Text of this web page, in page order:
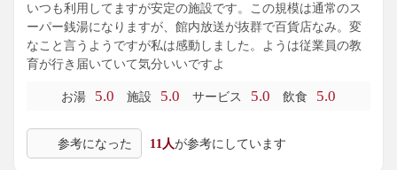
いつも利用してますが安定の施設です。この規模は通常のス
ーパー銭湯になりますが、館内放送が抜群で百貨店なみ。変
なこと言うようですが私は感動しました。ようは従業員の教
育が行き届いていて気分いいですよ
お湯 5.0 施設 5.0 サービス 5.0 飲食 5.0
参考になった 11人が参考にしています